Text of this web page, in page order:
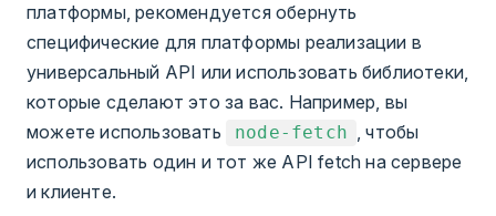
платформы, рекомендуется обернуть
специфические для платформы реализации в
универсальный API или использовать библиотеки,
которые сделают это за вас. Например, вы
можете использовать
node-fetch , чтобы
использовать один и тот же API fetch на сервере
и клиенте.